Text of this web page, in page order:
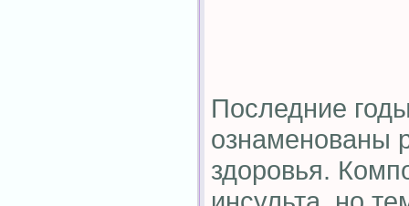
Последние
ознаменованы
здоровья.